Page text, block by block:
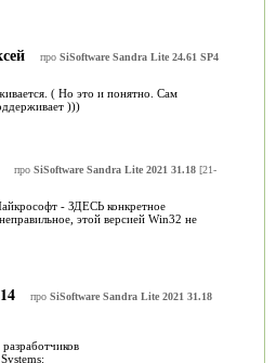
про SiSoftware Sandra Lite 24.61 SP4
( Но это и понятно. Сам
)))
про SiSoftware Sandra Lite 2021 31.18[21-
- ЗДЕСЬ конкретное
этой версией Win32 не
про SiSoftware Sandra Lite 2021 31.18